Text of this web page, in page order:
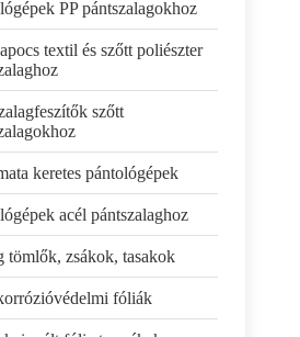
PP pántszalagokhoz
textil és szőtt poliészter
szőtt
keretes pántológépek
acél pántszalaghoz
tömlők, zsákok, tasakok
fóliák